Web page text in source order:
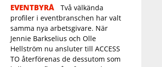
EVENTBYRÅ
Två välkända
profiler i eventbranschen har valt
samma nya arbetsgivare. När
Jennie Barkselius och Olle
Hellström nu ansluter till ACCESS
TO återförenas de dessutom som